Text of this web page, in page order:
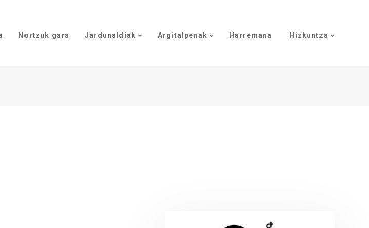
Nortzuk gara Jardunaldiak Argitalpenak Harremana Hizkuntza